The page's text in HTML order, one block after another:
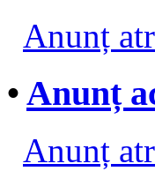
Anunț
• Anunț
Anunț